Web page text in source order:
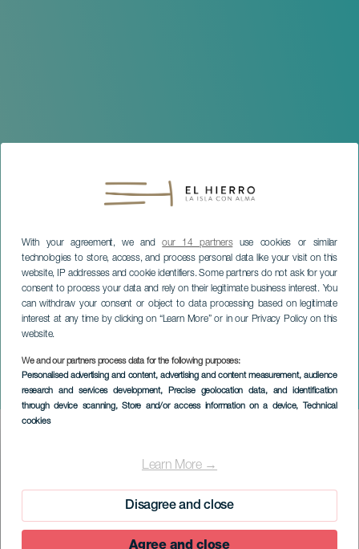
With your agreement, we andour 14 partnersuse cookies or similar
technologies to store, access, and process personal data like your visit on this
website, IP addresses and cookie identifiers. Some partners do not ask for your
consent to process your data and rely on their legitimate business interest. You
can withdraw your consent or object to data processing based on legitimate
interest at any time by clicking on “Learn More” or in our Privacy Policy on this
website.
We and our partners process data for the following purposes:
Personalised advertising and content, advertising and content measurement, audience
research and services development, Precise geolocation data, and identification
through device scanning, Store and/or access information on a device, Technical
cookies
Learn More →
Disagree and close
Agree and close
Julebarnepark
EL HIERRO